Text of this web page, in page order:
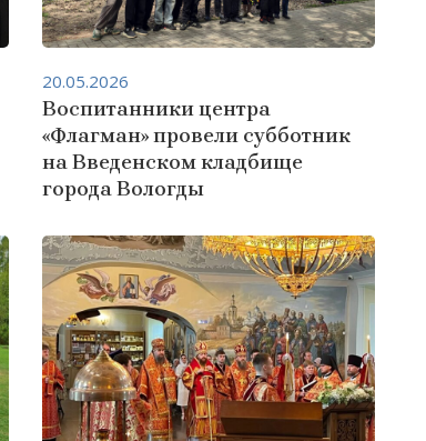
Воспитанники центра
«Флагман» провели субботник
на Введенском кладбище
города Вологды
20.05.2026